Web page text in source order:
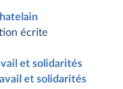
écrite
et solidarités
et solidarités